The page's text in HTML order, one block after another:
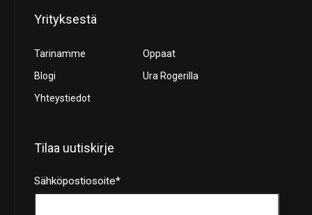
Yrityksestä
Tarinamme
Oppaat
Blogi
Ura Rogerilla
Yhteystiedot
Tilaa uutiskirje
Sähköpostiosoite*